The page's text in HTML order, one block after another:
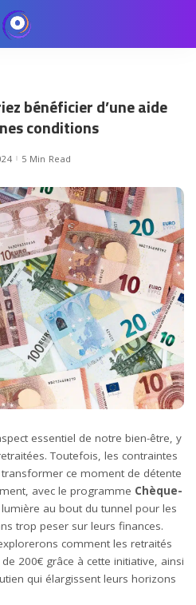
bénéficier d’une aide
conditions
5 Min Read
essentiel de notre bien-être, y
Toutefois, les contraintes
ce moment de détente
avec le programme Chèque-
au bout du tunnel pour les
trop peser sur leurs finances.
comment les retraités
200€ grâce à cette initiative, ainsi
qui élargissent leurs horizons